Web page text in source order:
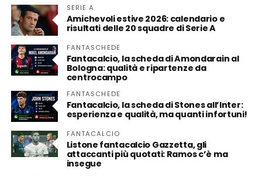
SERIE A
Amichevoli estive 2026: calendario e
risultati delle 20 squadre di Serie A
FANTASCHEDE
Fantacalcio, la scheda di Amondarain al
Bologna: qualità e ripartenze da
centrocampo
FANTASCHEDE
Fantacalcio, la scheda di Stones all’Inter:
esperienza e qualità, ma quanti infortuni!
FANTACALCIO
Listone fantacalcio Gazzetta, gli
attaccanti più quotati: Ramos c’è ma
insegue